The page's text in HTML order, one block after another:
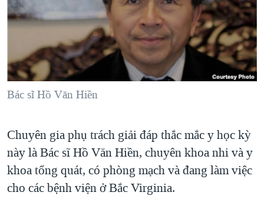
"Tìm"NGƯỜI VIỆT HẢI NGOẠI
KINH TẾ
KHOA HỌC
SỨC KHOẺ
THỂ THAO
HÀNH TRÌNH BẦU CỬ 2024
MỘT NĂM CHIẾN TRANH TẠI DẢI GAZA
GIẢI MÃ VÀNH ĐAI & CON ĐƯỜNG
GROUND ZERO – XƯA VÀ NAY
CHI PHÍ CHIẾN TRANH AFGHANISTAN
CÁC GIÁ TRỊ CỘNG HÒA Ở VIỆT NAM
THƯỢNG ĐỈNH TRUMP-KIM TẠI VIỆT NAM
VIDEO
MẠNG XÃ HỘI
Bác sĩ Hồ Văn Hiền
Chuyên gia phụ trách giải đáp thắc mắc y học kỳ
này là Bác sĩ Hồ Văn Hiền, chuyên khoa nhi và y
khoa tổng quát, có phòng mạch và đang làm việc
cho các bệnh viện ở Bắc Virginia.